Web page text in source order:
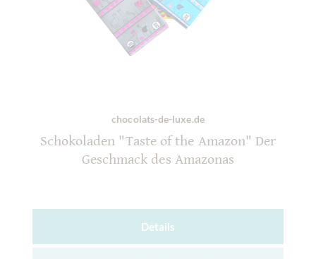
chocolats-de-luxe.de
Schokoladen "Taste of the Amazon" Der
Geschmack des Amazonas
Details